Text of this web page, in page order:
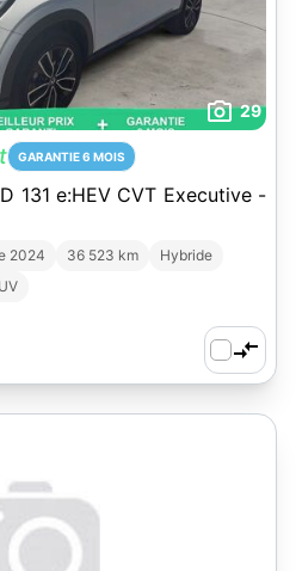
29
GARANTIE 6 MOIS
131 e:HEV CVT Executive -
2024 36 523 km
Hybride